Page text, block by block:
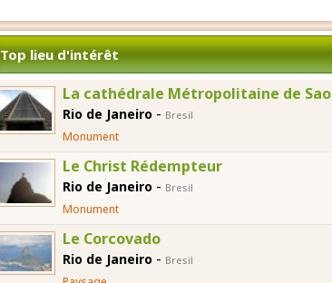
Top lieu d'intérêt
La cathédrale Métropolitaine de Sao
Rio de Janeiro - Bresil
Monument
Le Christ Rédempteur
Rio de Janeiro - Bresil
Monument
Le Corcovado
Rio de Janeiro - Bresil